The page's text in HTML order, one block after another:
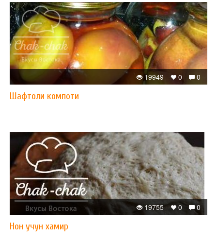
0
0
19949
Шафтоли компоти
0
0
19755
Нон учун хамир